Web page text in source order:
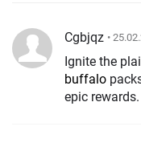
Cgbjqz •
Ignite the
buffalo
epic